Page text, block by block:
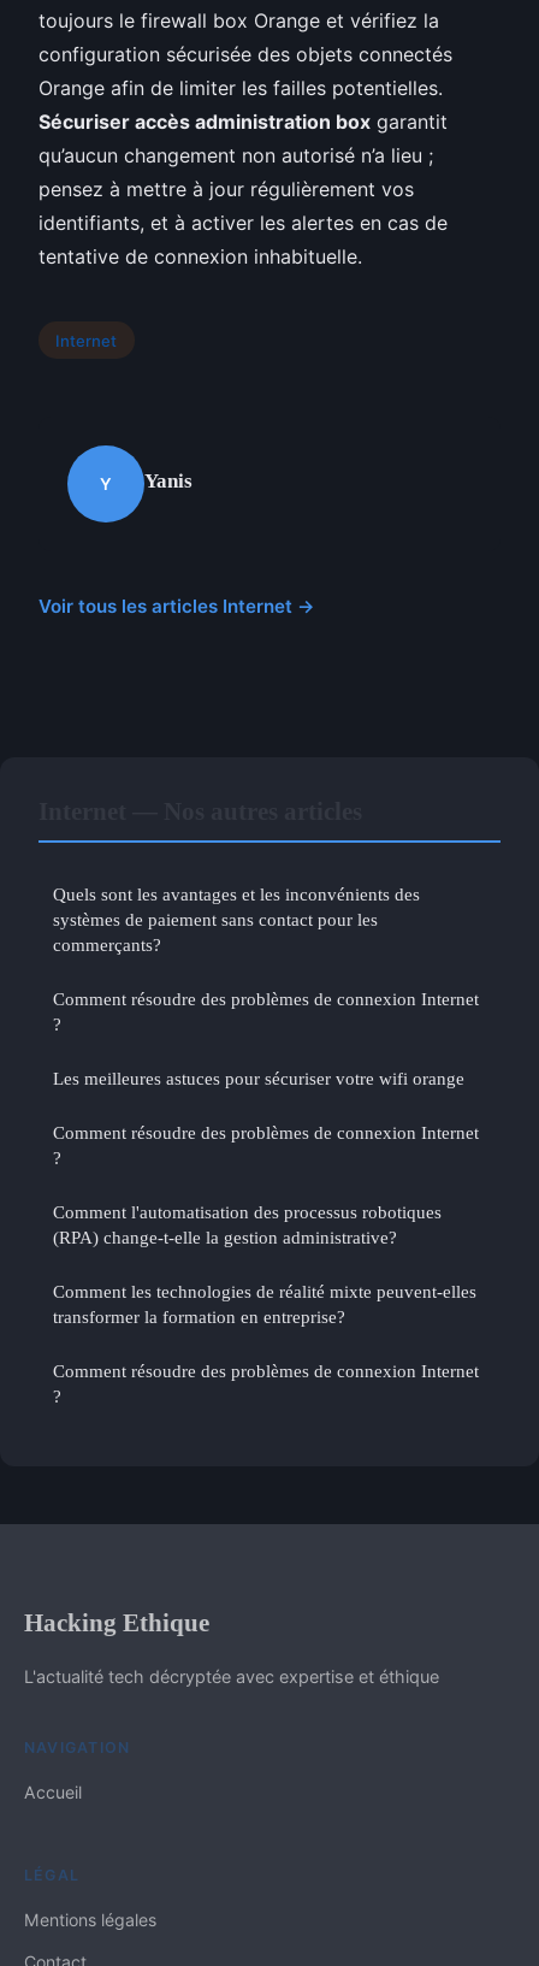
toujours le firewall box Orange et vérifiez la
configuration sécurisée des objets connectés
Orange afin de limiter les failles potentielles.
Sécuriser accès administration box garantit
qu’aucun changement non autorisé n’a lieu ;
pensez à mettre à jour régulièrement vos
identifiants, et à activer les alertes en cas de
tentative de connexion inhabituelle.
Internet
Y Yanis
Voir tous les articles Internet →
Quels sont les avantages et les inconvénients des
systèmes de paiement sans contact pour les
commerçants?
Comment résoudre des problèmes de connexion Internet
?
Les meilleures astuces pour sécuriser votre wifi orange
Comment résoudre des problèmes de connexion Internet
?
Comment l'automatisation des processus robotiques
(RPA) change-t-elle la gestion administrative?
Comment les technologies de réalité mixte peuvent-elles
transformer la formation en entreprise?
Comment résoudre des problèmes de connexion Internet
?
Hacking Ethique
L'actualité tech décryptée avec expertise et éthique
NAVIGATION
Accueil
LÉGAL
Mentions légales